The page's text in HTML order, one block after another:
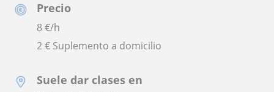
Precio
8€/h
2 € Suplemento a domicilio
Suele dar clases en